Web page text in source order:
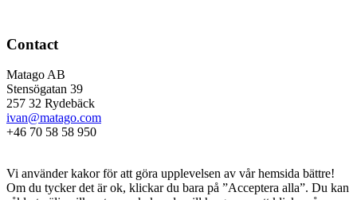
Contact
Matago AB
Stensögatan 39
257 32 Rydebäck
ivan@matago.com
+46 70 58 58 950
Vi använder kakor för att göra upplevelsen av vår hemsida bättre!
Om du tycker det är ok, klickar du bara på ”Acceptera alla”. Du kan